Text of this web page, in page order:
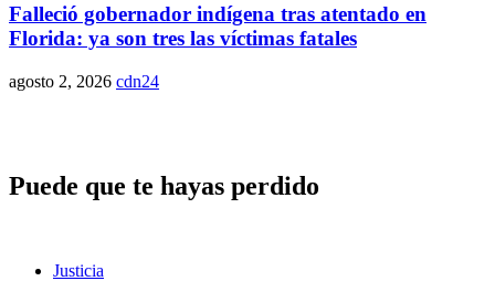
Falleció gobernador indígena tras atentado en
Florida: ya son tres las víctimas fatales
agosto 2, 2026 cdn24
Puede que te hayas perdido
Justicia